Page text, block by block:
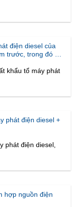
điện diesel của
trước, trong đó sự
lực tăng
khẩu tổ máy phát
phát điện diesel +
phát điện diesel,
hợp nguồn điện